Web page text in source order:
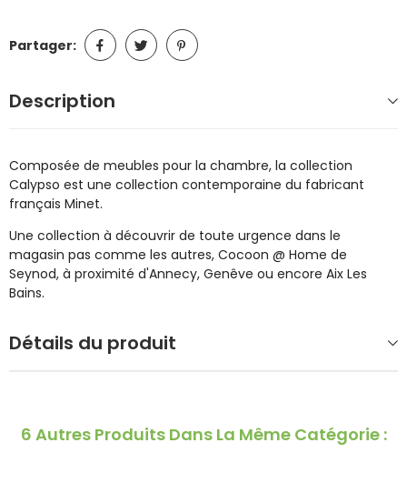
Partager:
Description
Composée de meubles pour la chambre, la collection
Calypso est une collection contemporaine du fabricant
français Minet.
Une collection à découvrir de toute urgence dans le
magasin pas comme les autres, Cocoon @ Home de
Seynod, à proximité d'Annecy, Genêve ou encore Aix Les
Bains.
Détails du produit
6 Autres Produits Dans La Même Catégorie :